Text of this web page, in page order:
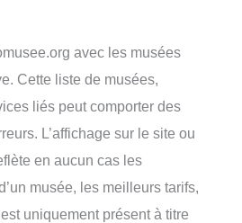
avec les musées
Cette liste de musées,
liés peut comporter des
L’affichage sur le site ou
en aucun cas les
musée, les meilleurs tarifs,
uniquement présent à titre